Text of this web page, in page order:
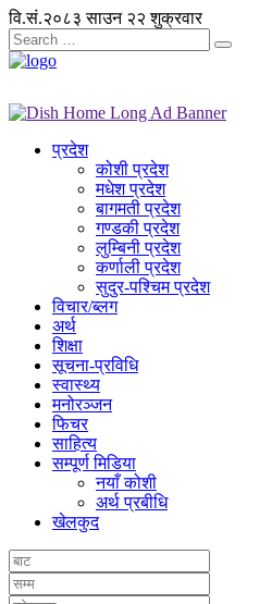
वि.सं.२०८३ साउन २२ शुक्रवार
प्रदेश
कोशी प्रदेश
मधेश प्रदेश
बागमती प्रदेश
गण्डकी प्रदेश
लुम्बिनी प्रदेश
कर्णाली प्रदेश
सुदुर-पश्चिम प्रदेश
विचार/ब्लग
अर्थ
शिक्षा
सूचना-प्रविधि
स्वास्थ्य
मनोरञ्जन
फिचर
साहित्य
सम्पूर्ण मिडिया
नयाँ कोशी
अर्थ प्रबीधि
खेलकुद